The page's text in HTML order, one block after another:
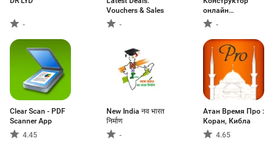
-
Vouchers & Sales
-
онлайн
объявлений
-
Clear Scan - PDF
Scanner App
4.45
New India नव भारत
निर्माण
-
Атан Время Про :
Коран, Кибла
4.65